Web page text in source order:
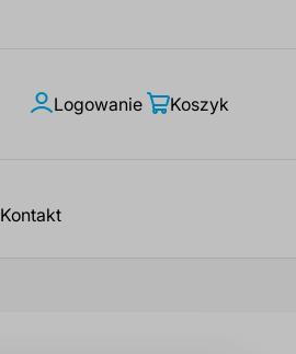
Logowanie
Moje
Koszyk
Kontakt